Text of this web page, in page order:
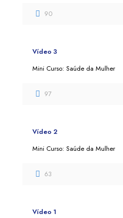
90
Vídeo 3
Mini Curso: Saúde da Mulher
97
Vídeo 2
Mini Curso: Saúde da Mulher
63
Vídeo 1